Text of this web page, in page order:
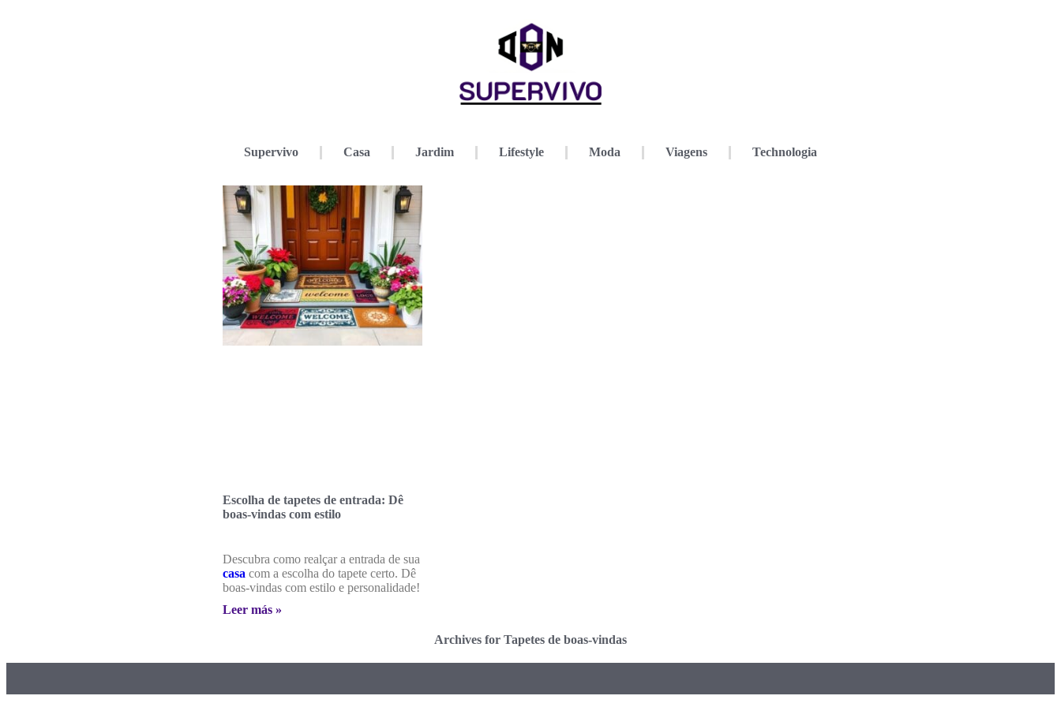
Supervivo Casa Jardim Lifestyle Moda Viagens Technologia
Escolha de tapetes de entrada: Dê
boas-vindas com estilo
Descubra como realçar a entrada de sua
casa com a escolha do tapete certo. Dê
boas-vindas com estilo e personalidade!
Leer más »
Archives for Tapetes de boas-vindas